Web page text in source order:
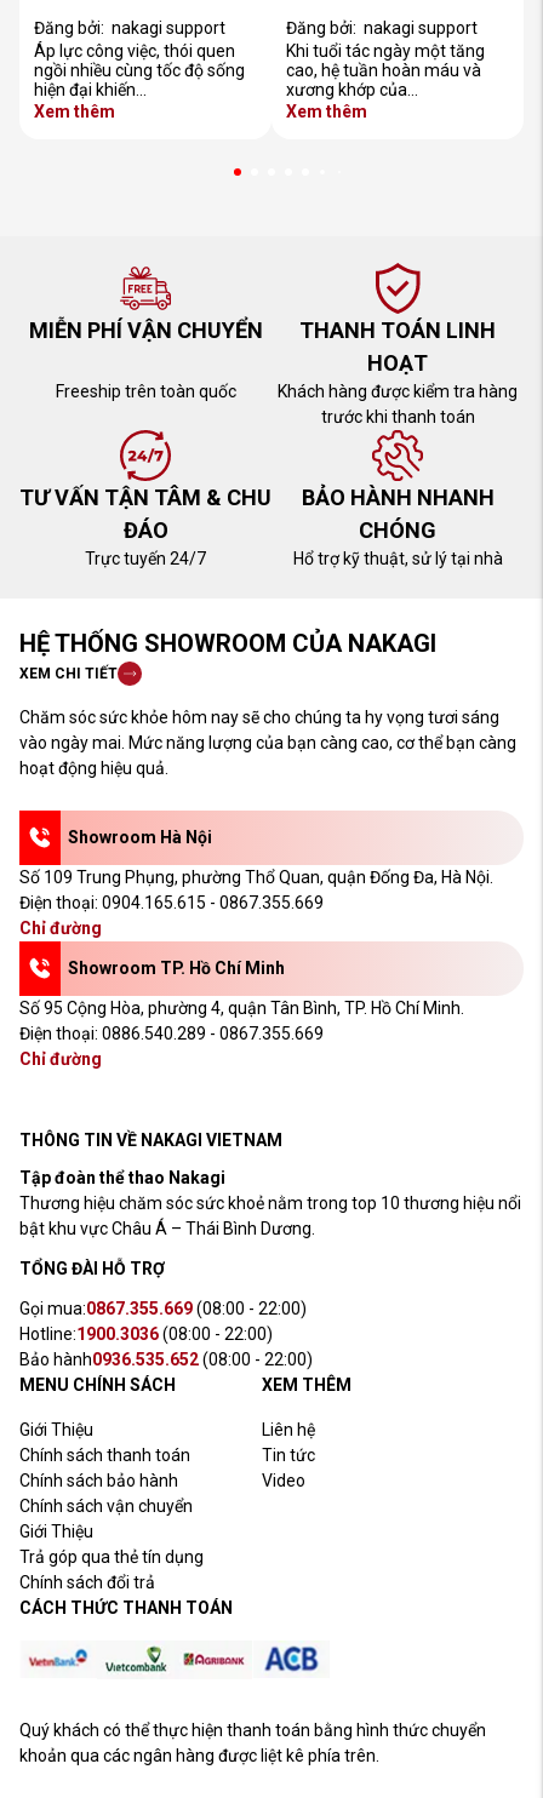
Đăng bởi: nakagi support
Áp lực công việc, thói quen
ngồi nhiều cùng tốc độ sống
hiện đại khiến…
Xem thêm
Đăng bởi: nakagi support
Khi tuổi tác ngày một tăng
cao, hệ tuần hoàn máu và
xương khớp của…
Xem thêm
MIỄN PHÍ VẬN CHUYỂN
Freeship trên toàn quốc
THANH TOÁN LINH
HOẠT
Khách hàng được kiểm tra hàng
trước khi thanh toán
TƯ VẤN TẬN TÂM & CHU
ĐÁO
Trực tuyến 24/7
BẢO HÀNH NHANH
CHÓNG
Hổ trợ kỹ thuật, sử lý tại nhà
HỆ THỐNG SHOWROOM CỦA NAKAGI
XEM CHI TIẾT
Chăm sóc sức khỏe hôm nay sẽ cho chúng ta hy vọng tươi sáng
vào ngày mai. Mức năng lượng của bạn càng cao, cơ thể bạn càng
hoạt động hiệu quả.
Showroom Hà Nội
Số 109 Trung Phụng, phường Thổ Quan, quận Đống Đa, Hà Nội.
Điện thoại: 0904.165.615 - 0867.355.669
Chỉ đường
Showroom TP. Hồ Chí Minh
Số 95 Cộng Hòa, phường 4, quận Tân Bình, TP. Hồ Chí Minh.
Điện thoại: 0886.540.289 - 0867.355.669
Chỉ đường
THÔNG TIN VỀ NAKAGI VIETNAM
Tập đoàn thể thao Nakagi
Thương hiệu chăm sóc sức khoẻ nằm trong top 10 thương hiệu nổi
bật khu vực Châu Á – Thái Bình Dương.
TỔNG ĐÀI HỖ TRỢ
Gọi mua:0867.355.669(08:00 - 22:00)
Hotline:1900.3036(08:00 - 22:00)
Bảo hành0936.535.652(08:00 - 22:00)
MENU CHÍNH SÁCH
Giới Thiệu
Chính sách thanh toán
Chính sách bảo hành
Chính sách vận chuyển
Giới Thiệu
Trả góp qua thẻ tín dụng
Chính sách đổi trả
XEM THÊM
Liên hệ
Tin tức
Video
CÁCH THỨC THANH TOÁN
Quý khách có thể thực hiện thanh toán bằng hình thức chuyển
khoản qua các ngân hàng được liệt kê phía trên.